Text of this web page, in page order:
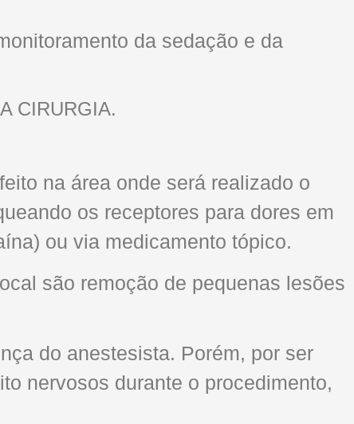
da sedação e da
CIRURGIA.
na área onde será realizado o
os receptores para dores em
ou via medicamento tópico.
são remoção de pequenas lesões
do anestesista. Porém, por ser
nervosos durante o procedimento,